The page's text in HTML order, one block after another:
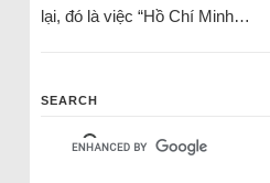
lại, đó là việc “Hồ Chí Minh…
SEARCH